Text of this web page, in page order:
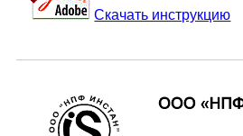
Скачать инструкцию